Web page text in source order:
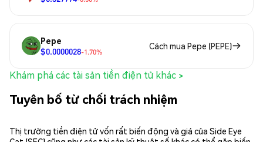
Pepe
$0.0000028-1.70%
Cách mua Pepe (PEPE)
Khám phá các tài sản tiền điện tử khác >
Tuyên bố từ chối trách nhiệm
Thị trường tiền điện tử vốn rất biến động và giá của Side Eye